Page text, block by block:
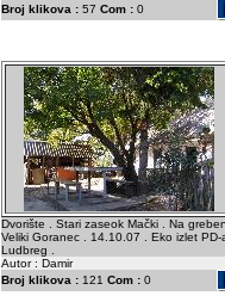
Broj klikova :57 Com :0
Dvorište . Stari zaseok Mački . Na
Veliki Goranec . 14.10.07 . Eko izlet PD-
Ludbreg .
Autor : Damir
Broj klikova :121 Com :0